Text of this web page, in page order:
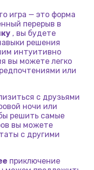
игра — это форма
перерыв в
, вы будете
решения
интуитивно
вы можете легко
или
с друзьями
ночи или
решить самые
вы можете
с другими
приключение